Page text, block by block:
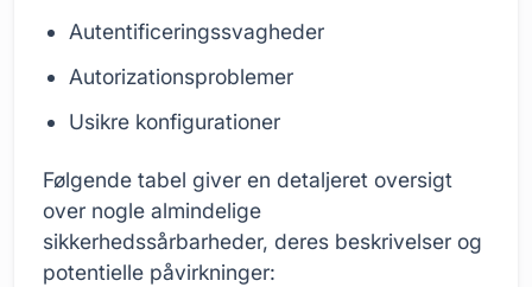
Autentificeringssvagheder
Autorizationsproblemer
Usikre konfigurationer
Følgende tabel giver en detaljeret oversigt
over nogle almindelige
sikkerhedssårbarheder, deres beskrivelser og
potentielle påvirkninger: